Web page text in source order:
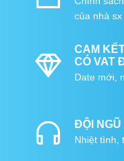
của nhà sx
CAM
CÓ VAT
Date mới,
ĐỘI NGŨ
Nhiệt tình,